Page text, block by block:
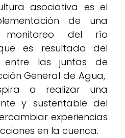
asociativa es el
de una
del río
es resultado del
entre las juntas de
General de Agua,
a realizar una
y sustentable del
experiencias
en la cuenca.